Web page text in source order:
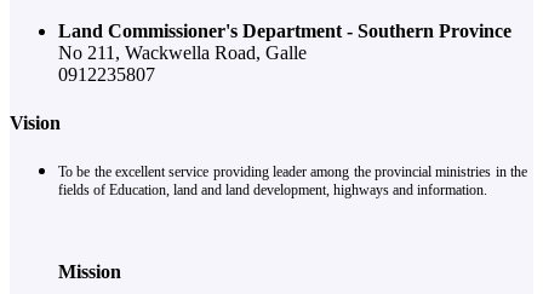
Land Commissioner's Department - Southern Province
No 211, Wackwella Road, Galle
0912235807
Vision
To be the excellent service providing leader among the provincial ministries in the
fields of Education, land and land development, highways and information.
Mission